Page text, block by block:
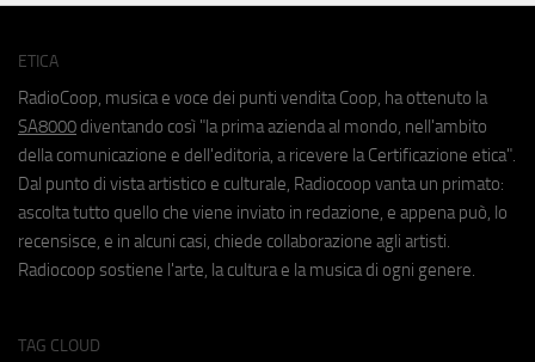
ETICA
RadioCoop, musica e voce dei punti vendita Coop, ha ottenuto la
SA8000 diventando così "la prima azienda al mondo, nell'ambito
della comunicazione e dell'editoria, a ricevere la Certificazione etica".
Dal punto di vista artistico e culturale, Radiocoop vanta un primato:
ascolta tutto quello che viene inviato in redazione, e appena può, lo
recensisce, e in alcuni casi, chiede collaborazione agli artisti.
Radiocoop sostiene l'arte, la cultura e la musica di ogni genere.
TAG CLOUD